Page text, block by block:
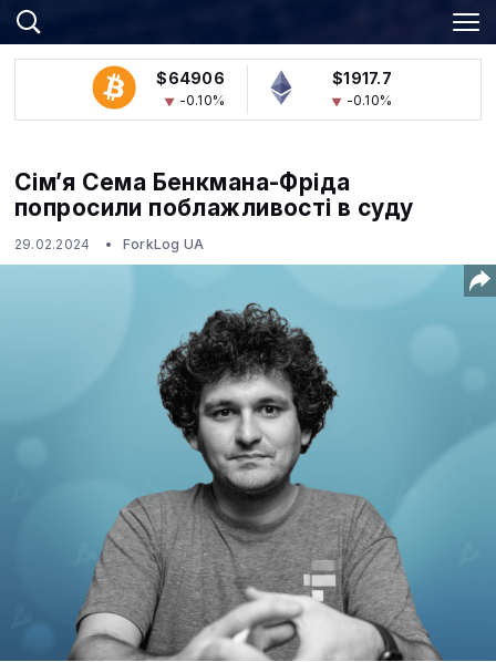
$64906
-0.10%
$1917.7
-0.10%
Сім’я Сема Бенкмана-Фріда
попросили поблажливості в суду
29.02.2024 ForkLog UA